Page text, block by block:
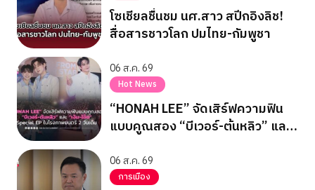
โซเชียลชื่นชม นศ.สาว สปีกอิงลิช!
สื่อสารชาวโลก ปมไทย-กัมพูชา
06 ส.ค. 69
Hot News
“HONAH LEE” จัดเสิร์ฟความฟิน
แบบคูณสอง “บีเวอร์-ต้นหลิว” และ
ภาพยนตร์ 2 วันเต็ม
06 ส.ค. 69
การเมือง